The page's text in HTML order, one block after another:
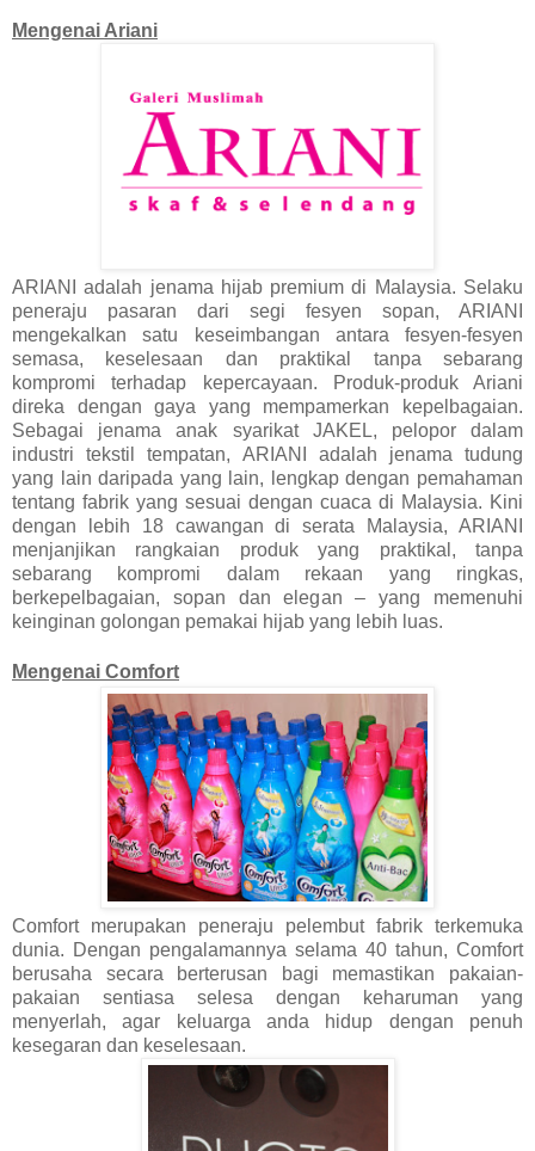
Mengenai Ariani
ARIANI adalah jenama hijab premium di Malaysia. Selaku
peneraju pasaran dari segi fesyen sopan, ARIANI
mengekalkan satu keseimbangan antara fesyen-fesyen
semasa, keselesaan dan praktikal tanpa sebarang
kompromi terhadap kepercayaan. Produk-produk Ariani
direka dengan gaya yang mempamerkan kepelbagaian.
Sebagai jenama anak syarikat JAKEL, pelopor dalam
industri tekstil tempatan, ARIANI adalah jenama tudung
yang lain daripada yang lain, lengkap dengan pemahaman
tentang fabrik yang sesuai dengan cuaca di Malaysia. Kini
dengan lebih 18 cawangan di serata Malaysia, ARIANI
menjanjikan rangkaian produk yang praktikal, tanpa
sebarang kompromi dalam rekaan yang ringkas,
berkepelbagaian, sopan dan elegan – yang memenuhi
keinginan golongan pemakai hijab yang lebih luas.
Mengenai Comfort
Comfort merupakan peneraju pelembut fabrik terkemuka
dunia. Dengan pengalamannya selama 40 tahun, Comfort
berusaha secara berterusan bagi memastikan pakaian-
pakaian sentiasa selesa dengan keharuman yang
menyerlah, agar keluarga anda hidup dengan penuh
kesegaran dan keselesaan.